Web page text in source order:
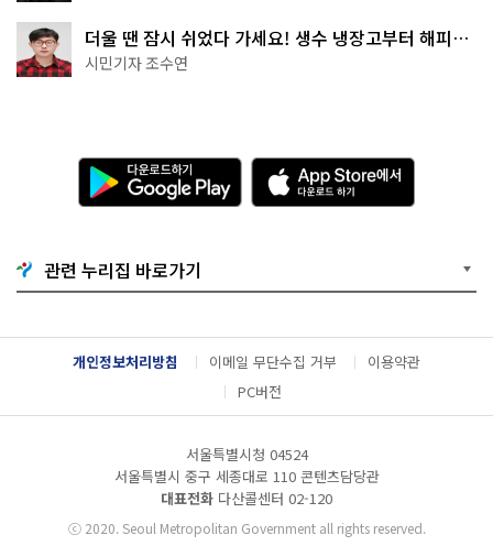
더울 땐 잠시 쉬었다 가세요! 생수 냉장고부터 해피소
·무더위쉼터까지
시민기자 조수연
다
운
로
기
G
o
g
l
e
A
p
p
e
서
다
운
관련 누리집 바로가기
개인정보처리방침 이메일 무단수집 거부
이용약관
PC버전
서울특별시청 04524
서울특별시 중구 세종대로 110 콘텐츠담당관
대표전화 다산콜센터 02-120
ⓒ2020. Seoul Metropolitan Government all rights reserved.